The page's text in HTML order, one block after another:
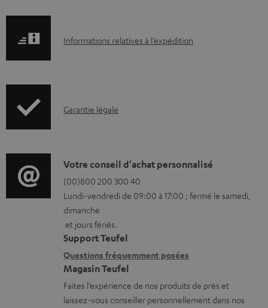
e
t
é
c
h
a
r
g
e
a
I
r
t
i
o
n
s
r
e
l
Informations relatives à l’expédition
I
o
r
m
a
t
i
o
n
Garantie légale
D
é
t
a
i
l
s
c
Votre conseil d'achat personnalisé
(00)800 200 300 40
Lundi-vendredi de 09:00 à 17:00 ; fermé le samedi,
dimanche
et jours fériés.
Support Teufel
Questions fréquemment posées
Magasin Teufel
Faites l’expérience de nos produits de près et
laissez-vous conseiller personnellement dans nos